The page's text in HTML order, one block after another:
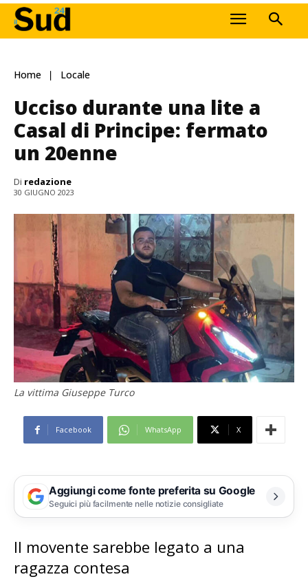
Home Locale
Ucciso durante una lite a
Casal di Principe: fermato
un 20enne
Di redazione
30 GIUGNO 2023
La vittima Giuseppe Turco
Facebook WhatsApp X
Aggiungi come fonte preferita su Google
Seguici più facilmente nelle notizie consigliate
Il movente sarebbe legato a una
ragazza contesa